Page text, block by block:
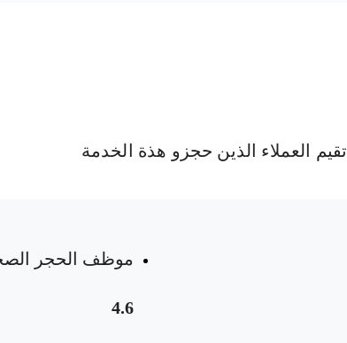
تقيم العملاء الذين حجزو هذة الخدمة
موظف الحجر
4.6